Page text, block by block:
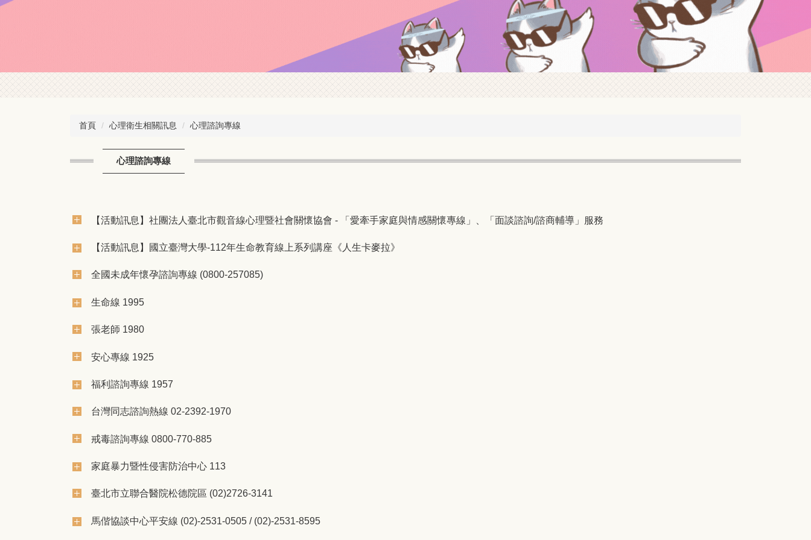
首頁 心理衛生相關訊息 心理諮詢專線
心理諮詢專線
【活動訊息】社團法人臺北市觀音線心理暨社會關懷協會 - 「愛牽手家庭與情感關懷專線」、「面談諮詢/諮商輔導」服務
【活動訊息】國立臺灣大學-112年生命教育線上系列講座《人生卡麥拉》
全國未成年懷孕諮詢專線 (0800-257085)
生命線 1995
張老師 1980
安心專線 1925
福利諮詢專線 1957
台灣同志諮詢熱線 02-2392-1970
戒毒諮詢專線 0800-770-885
家庭暴力暨性侵害防治中心 113
臺北市立聯合醫院松德院區 (02)2726-3141
馬偕協談中心平安線 (02)-2531-0505 / (02)-2531-8595